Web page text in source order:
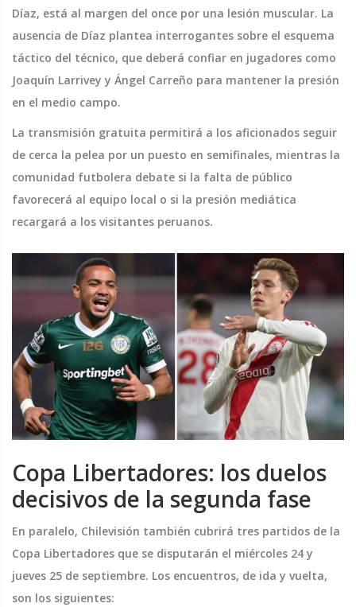
Díaz, está al margen del once por una lesión muscular. La
ausencia de Díaz plantea interrogantes sobre el esquema
táctico del técnico, que deberá confiar en jugadores como
Joaquín Larrivey y Ángel Carreño para mantener la presión
en el medio campo.
La transmisión gratuita permitirá a los aficionados seguir
de cerca la pelea por un puesto en semifinales, mientras la
comunidad futbolera debate si la falta de público
favorecerá al equipo local o si la presión mediática
recargará a los visitantes peruanos.
Copa Libertadores: los duelos
decisivos de la segunda fase
En paralelo, Chilevisión también cubrirá tres partidos de la
Copa Libertadores que se disputarán el miércoles 24 y
jueves 25 de septiembre. Los encuentros, de ida y vuelta,
son los siguientes: